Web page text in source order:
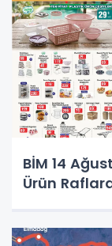
BİM 14
Ürün